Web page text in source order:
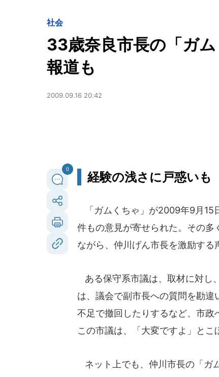
社会
33歳奈良市長の「ガ
報道も
2009.09.16 20:42
0
経験の浅さに戸惑いも
「ガムくちゃ」が2009年9月15
件もの意見が寄せられた。その
ながら、仲川げん市長を激励する
ある保守系市議は、取材に対し
は、議会で副市長への質問を勘
不足で撤回したりするなど、市政
この市議は、「大変ですよ」とこ
ネット上でも、仲川市長の「ガ